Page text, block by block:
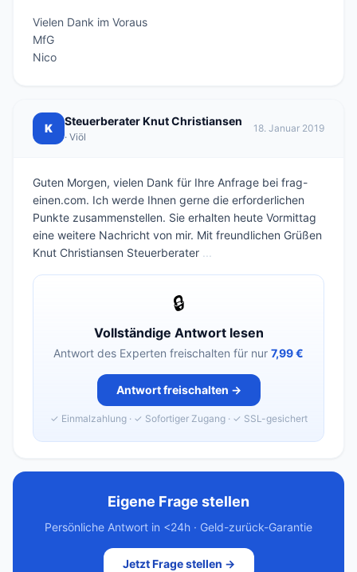
Vielen Dank im Voraus
MfG
Nico
K
Steuerberater Knut Christiansen
· Viöl
18. Januar 2019
Guten Morgen, vielen Dank für Ihre Anfrage bei frag-
einen.com. Ich werde Ihnen gerne die erforderlichen
Punkte zusammenstellen. Sie erhalten heute Vormittag
eine weitere Nachricht von mir. Mit freundlichen Grüßen
Knut Christiansen Steuerberater ...
🔒
Vollständige Antwort lesen
Antwort des Experten freischalten für nur 7,99 €
Antwort freischalten →
✓ Einmalzahlung · ✓ Sofortiger Zugang · ✓ SSL-gesichert
Eigene Frage stellen
Persönliche Antwort in <24h · Geld-zurück-Garantie
Jetzt Frage stellen →